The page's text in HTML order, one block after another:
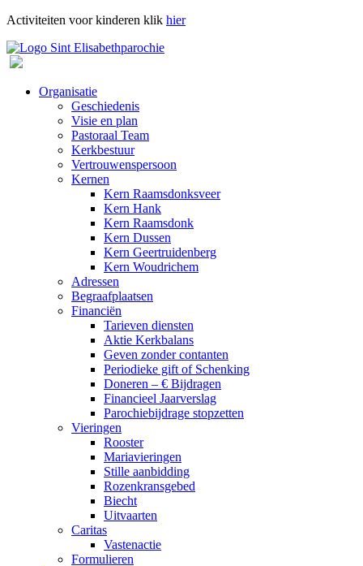
Activiteiten voor kinderen klik hier
Organisatie
Geschiedenis
Visie en plan
Pastoraal Team
Kerkbestuur
Vertrouwenspersoon
Kernen
Kern Raamsdonksveer
Kern Hank
Kern Raamsdonk
Kern Dussen
Kern Geertruidenberg
Kern Woudrichem
Adressen
Begraafplaatsen
Financiën
Tarieven diensten
Aktie Kerkbalans
Geven zonder contanten
Periodieke gift of Schenking
Doneren – € Bijdragen
Financieel Jaarverslag
Parochiebijdrage stopzetten
Vieringen
Rooster
Mariavieringen
Stille aanbidding
Rozenkransgebed
Biecht
Uitvaarten
Caritas
Vastenactie
Formulieren